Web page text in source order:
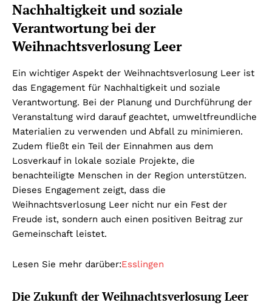
Nachhaltigkeit und soziale
Verantwortung bei der
Weihnachtsverlosung Leer
Ein wichtiger Aspekt der Weihnachtsverlosung Leer ist
das Engagement für Nachhaltigkeit und soziale
Verantwortung. Bei der Planung und Durchführung der
Veranstaltung wird darauf geachtet, umweltfreundliche
Materialien zu verwenden und Abfall zu minimieren.
Zudem fließt ein Teil der Einnahmen aus dem
Losverkauf in lokale soziale Projekte, die
benachteiligte Menschen in der Region unterstützen.
Dieses Engagement zeigt, dass die
Weihnachtsverlosung Leer nicht nur ein Fest der
Freude ist, sondern auch einen positiven Beitrag zur
Gemeinschaft leistet.
Lesen Sie mehr darüber:Esslingen
Die Zukunft der Weihnachtsverlosung Leer